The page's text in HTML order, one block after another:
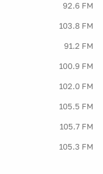
92.6 FM
103.8 FM
91.2 FM
100.9 FM
102.0 FM
105.5 FM
105.7 FM
105.3 FM